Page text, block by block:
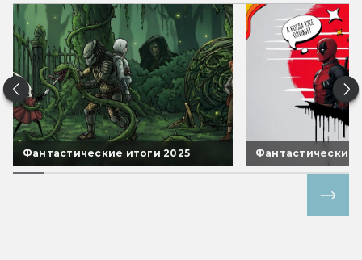
Фантастические итоги 2025 Фантастические